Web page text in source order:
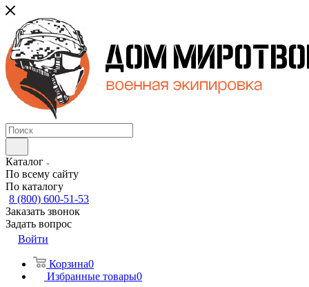
Каталог
По всему сайту
По каталогу
8 (800) 600-51-53
Заказать звонок
Задать вопрос
Войти
Корзина0
Избранные товары0